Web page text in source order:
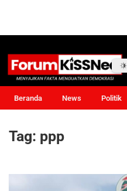
Beranda News Politik
Tag: ppp